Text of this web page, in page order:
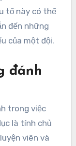
tố này có thể
đến những
của một đội.
đánh
trong việc
là tính chủ
viên và